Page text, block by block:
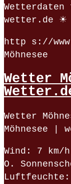
Wetterdaten
wetter.de ☀
http s://
Möhnesee
Wetter
Wetter
Möhnesee |
Wind: 7 km/
O.
Luftfeuchte: